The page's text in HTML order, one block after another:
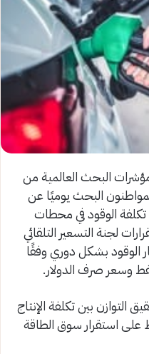
البحث العالمية من
البحث يوميًا عن
تكلفة الوقود في محطات
لجنة التسعير التلقائي
الوقود بشكل دوري وفقًا
وسعر صرف الدولار.
بين تكلفة الإنتاج
على استقرار سوق الطاقة